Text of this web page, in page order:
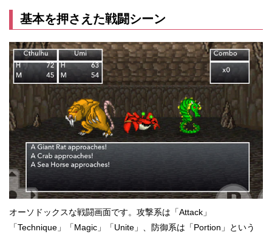
基本を押さえた戦闘シーン
オーソドックスな戦闘画面です。攻撃系は「Attack」
「Technique」「Magic」「Unite」、防御系は「Portion」という